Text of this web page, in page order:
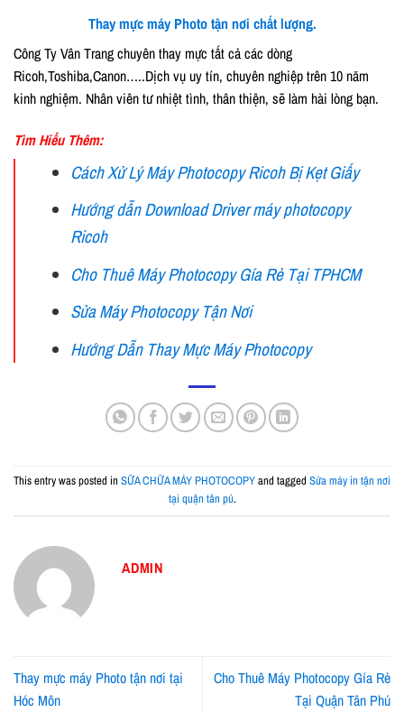
Thay mực máy Photo tận nơi chất lượng.
Công Ty Vân Trang chuyên thay mực tất cả các dòng
Ricoh,Toshiba,Canon…..Dịch vụ uy tín, chuyên nghiệp trên 10 năm
kinh nghiệm. Nhân viên tư nhiệt tình, thân thiện, sẽ làm hài lòng bạn.
Tìm Hiểu Thêm:
Cách Xử Lý Máy Photocopy Ricoh Bị Kẹt Giấy
Hướng dẫn Download Driver máy photocopy
Ricoh
Cho Thuê Máy Photocopy Gía Rẻ Tại TPHCM
Sửa Máy Photocopy Tận Nơi
Hướng Dẫn Thay Mực Máy Photocopy
This entry was posted in SỮA CHỮA MÁY PHOTOCOPYand tagged Sửa máy in tận nơi
tại quận tân pú.
ADMIN
Thay mực máy Photo tận nơi tại
Hóc Môn
Cho Thuê Máy Photocopy Gía Rẻ
Tại Quận Tân Phú